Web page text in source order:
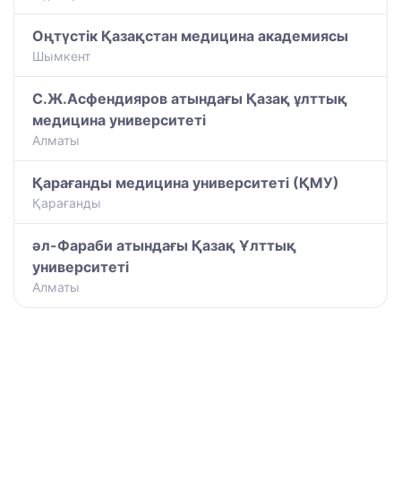
Оңтүстік Қазақстан медицина академиясы
Шымкент
С.Ж.Асфендияров атындағы Қазақ ұлттық
медицина университеті
Алматы
Қарағанды медицина университеті (ҚМУ)
Қарағанды
әл-Фараби атындағы Қазақ Ұлттық
университеті
Алматы